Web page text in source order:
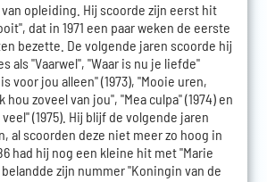
opleiding. Hij scoorde zijn eerst hit
dat in 1971 een paar weken de eerste
bezette. De volgende jaren scoorde hij
als "Vaarwel", "Waar is nu je liefde"
voor jou alleen" (1973), "Mooie uren,
zoveel van jou", "Mea culpa" (1974) en
(1975). Hij blijf de volgende jaren
al scoorden deze niet meer zo hoog in
had hij nog een kleine hit met "Marie
belandde zijn nummer "Koningin van de